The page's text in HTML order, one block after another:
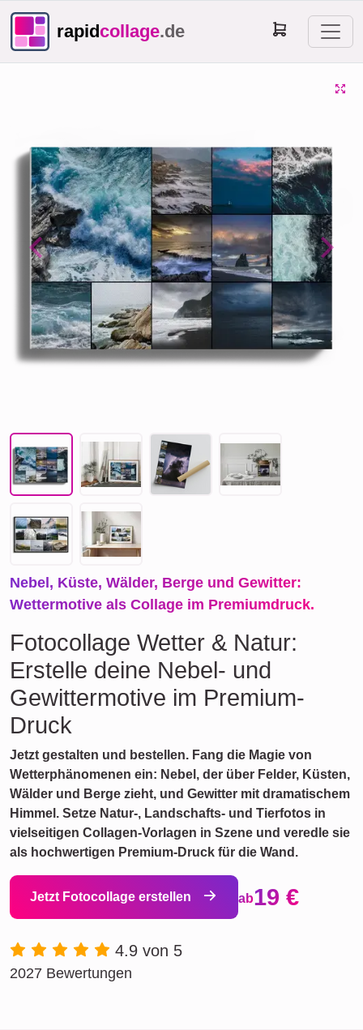
rapidcollage.de
Previous Next
Nebel, Küste, Wälder, Berge und Gewitter:
Wettermotive als Collage im Premiumdruck.
Fotocollage Wetter & Natur:
Erstelle deine Nebel- und
Gewittermotive im Premium-
Druck
Jetzt gestalten und bestellen. Fang die Magie von
Wetterphänomenen ein: Nebel, der über Felder, Küsten,
Wälder und Berge zieht, und Gewitter mit dramatischem
Himmel. Setze Natur-, Landschafts- und Tierfotos in
vielseitigen Collagen-Vorlagen in Szene und veredle sie
als hochwertigen Premium-Druck für die Wand.
Jetzt Fotocollage erstellen ab19 €
4.9 von 5
2027 Bewertungen